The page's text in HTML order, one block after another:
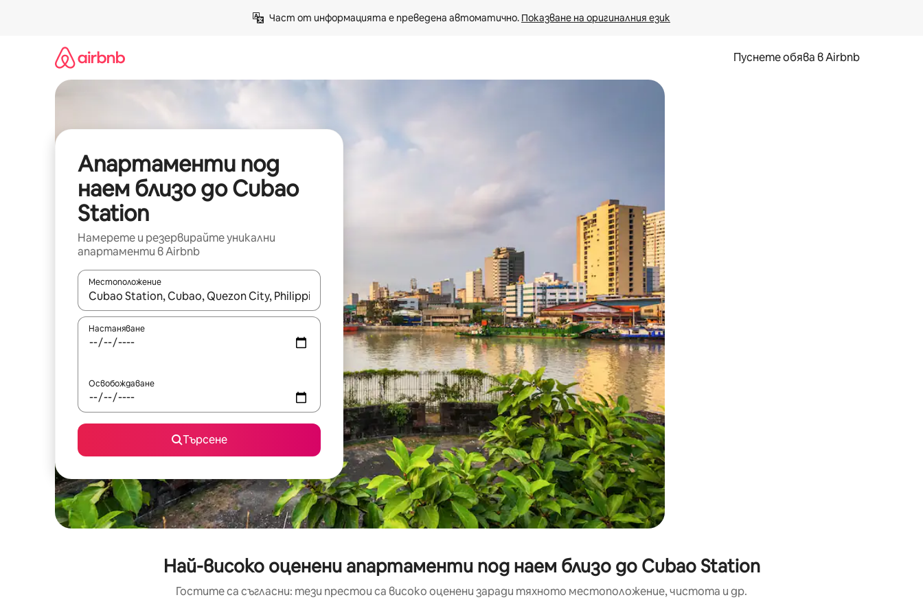
Част от информацията е преведена автоматично. Показване на оригиналния език
Пуснете обява в Airbnb
Апартаменти под
наем близо до Cubao
Station
Намерете и резервирайте уникални
апартаменти в Airbnb
Местоположение
Когато резултатите се покажат, използвайте клавишите със стрелки нагоре и надолу или навигирайте с докосване или плъзгане.
Настаняване
Освобождаване
Търсене
Най-високо оценени апартаменти под наем близо до Cubao Station
Гостите са съгласни: тези престои са високо оценени заради тяхното местоположение, чистота и др.